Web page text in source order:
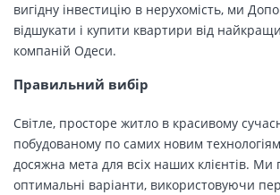
вигідну інвестицію в нерухомість, ми
відшукати і купити квартири від
компаній Одеси.
Правильний вибір
Світле, просторе житло в красивому
побудованому по самих новим
досяжна мета для всіх наших клієнтів. Ми
оптимальні варіанти, використовуючи